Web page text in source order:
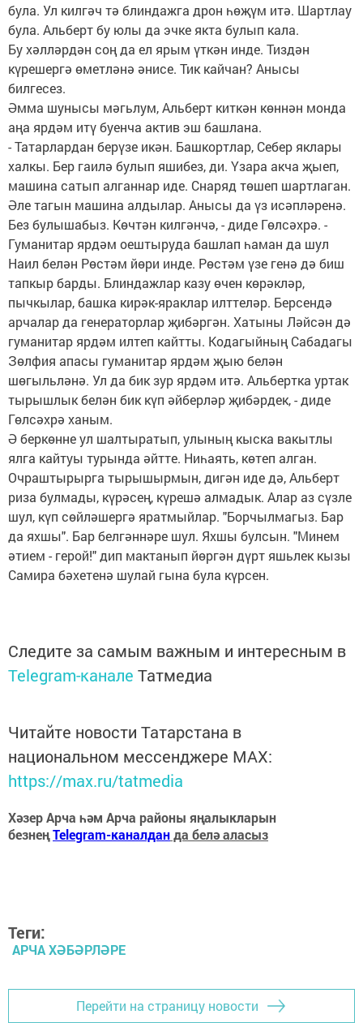
була. Ул килгәч тә блиндажга дрон һөҗүм итә. Шартлау
була. Альберт бу юлы да эчке якта булып кала.
Бу хәлләрдән соң да ел ярым үткән инде. Тиздән
күрешергә өметләнә әнисе. Тик кайчан? Анысы
билгесез.
Әмма шунысы мәгьлум, Альберт киткән көннән монда
аңа ярдәм итү буенча актив эш башлана.
- Татарлардан берүзе икән. Башкортлар, Себер яклары
халкы. Бер гаилә булып яшибез, ди. Үзара акча җыеп,
машина сатып алганнар иде. Снаряд төшеп шартлаган.
Әле тагын машина алдылар. Анысы да үз исәпләренә.
Без булышабыз. Көчтән килгәнчә, - диде Гөлсәхрә. -
Гуманитар ярдәм оештыруда башлап һаман да шул
Наил белән Рөстәм йөри инде. Рөстәм үзе генә дә биш
тапкыр барды. Блиндажлар казу өчен көрәкләр,
пычкылар, башка кирәк-яраклар илттеләр. Берсендә
арчалар да генераторлар җибәргән. Хатыны Ләйсән дә
гуманитар ярдәм илтеп кайтты. Кодагыйның Сабадагы
Зөлфия апасы гуманитар ярдәм җыю белән
шөгыльләнә. Ул да бик зур ярдәм итә. Альбертка уртак
тырышлык белән бик күп әйберләр җибәрдек, - диде
Гөлсәхрә ханым.
Ә беркөнне ул шалтыратып, улының кыска вакытлы
ялга кайтуы турында әйтте. Ниһаять, көтеп алган.
Очраштырырга тырышырмын, дигән иде дә, Альберт
риза булмады, күрәсең, күрешә алмадык. Алар аз сүзле
шул, күп сөйләшергә яратмыйлар. "Борчылмагыз. Бар
да яхшы". Бар белгәннәре шул. Яхшы булсын. "Минем
әтием - герой!" дип мактанып йөргән дүрт яшьлек кызы
Самира бәхетенә шулай гына була күрсен.
Следите за самым важным и интересным в
Telegram-канале Татмедиа
Читайте новости Татарстана в
национальном мессенджере MАХ:
https://max.ru/tatmedia
Хәзер Арча һәм Арча районы яңалыкларын
безнеңTelegram-каналданда белә аласыз
Теги:
АРЧА ХӘБӘРЛӘРЕ
Перейти на страницу новости